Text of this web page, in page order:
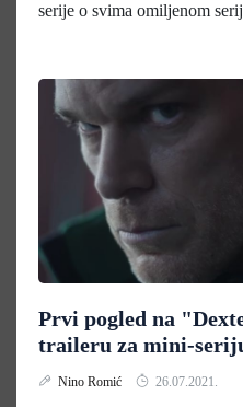
serije o svima omiljenom
Prvi pogled na
traileru za mini-
Nino Romić 26.07.2021.